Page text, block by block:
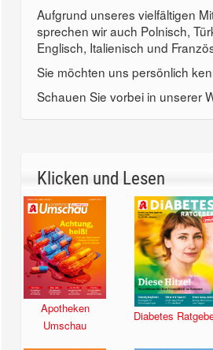
Aufgrund unseres vielfältigen
sprechen wir auch Polnisch,
Englisch, Italienisch und
Sie möchten uns persönlich
Schauen Sie vorbei in unserer
Klicken und Lesen
Apotheken
Umschau
Diabetes